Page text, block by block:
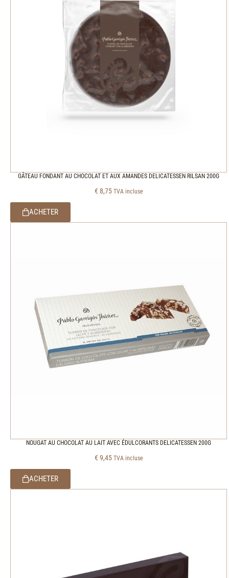
GÂTEAU FONDANT AU CHOCOLAT ET AUX AMANDES DELICATESSEN RILSAN 200G
€ 8,75 TVA incluse
ACHETER
NOUGAT AU CHOCOLAT AU LAIT AVEC ÉDULCORANTS DELICATESSEN 200G
€ 9,45 TVA incluse
ACHETER